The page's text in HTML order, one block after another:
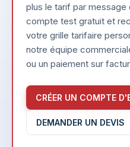
plus le tarif par
compte test gratuit et
votre grille tarifaire
notre équipe
ou un paiement sur
CRÉER UN COMPTE
DEMANDER UN DEVIS